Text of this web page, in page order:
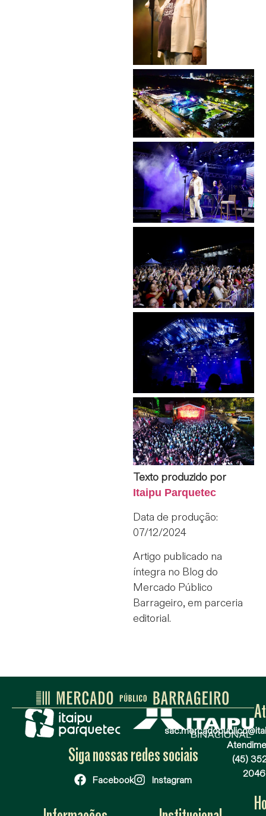
Texto produzido por
Itaipu Parquetec
Data de produção:
07/12/2024
Artigo publicado na
íntegra no Blog do
Mercado Público
Barrageiro, em parceria
editorial.
Siga nossas redes sociais
Facebook Instagram
(45)
2046